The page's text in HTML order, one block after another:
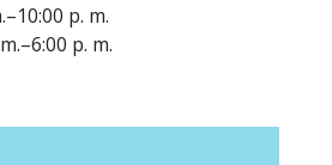
p. m.
p. m.